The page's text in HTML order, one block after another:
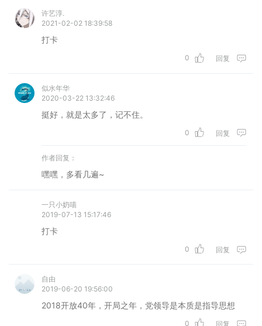
许艺淳.
2021-02-02 18:39:58
打卡
0 回复
似水年华
2020-03-22 13:32:46
挺好，就是太多了，记不住。
0 回复
作者回复：
嘿嘿，多看几遍~
一只小奶喵
2019-07-13 15:17:46
打卡
0 回复
自由
2019-06-20 19:56:00
2018开放40年，开局之年，党领导是本质是指导思想
0 回复